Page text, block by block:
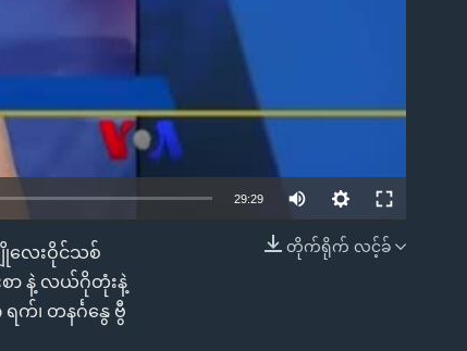
EMBED
29:29
တိုက်ရိုက် လင့်ခ်
ျိုလေးဝိုင်သစ်
စာ နဲ့ လယ်ဂိုတုံးနဲ့
က်၊ တနင်္ဂနွေ ဗွီ